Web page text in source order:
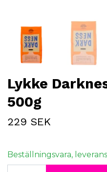
Lykke
500g
229 SEK
Beställningsvara,